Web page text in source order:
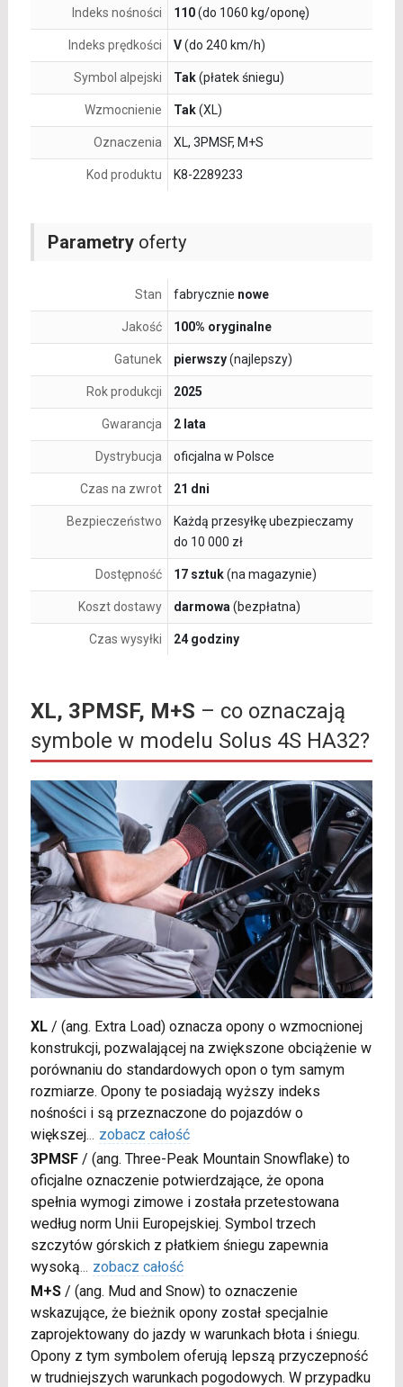
Parametryoferty
Stan fabrycznie nowe
Jakość 100% oryginalne
Gatunek pierwszy(najlepszy)
Rok produkcji 2025
Gwarancja 2 lata
Dystrybucja oficjalna w Polsce
Czas na zwrot 21 dni
Bezpieczeństwo
Każdą przesyłkę ubezpieczamy
do 10 000 zł
Dostępność 17 sztuk(na magazynie)
Koszt dostawy darmowa (bezpłatna)
Czas wysyłki 24 godziny
Indeks nośności 110(do 1060 kg/oponę)
Indeks prędkości V(do 240 km/h)
Symbol alpejski Tak(płatek śniegu)
Wzmocnienie Tak(XL)
Oznaczenia XL, 3PMSF, M+S
Kod produktu K8-2289233
XL, 3PMSF, M+S – co oznaczają
symbole w modelu Solus 4S HA32?
XL/ (ang. Extra Load) oznacza opony o wzmocnionej
konstrukcji, pozwalającej na zwiększone obciążenie w
porównaniu do standardowych opon o tym samym
rozmiarze. Opony te posiadają wyższy indeks
nośności i są przeznaczone do pojazdów o
większej... zobacz całość
3PMSF/ (ang. Three-Peak Mountain Snowflake) to
oficjalne oznaczenie potwierdzające, że opona
spełnia wymogi zimowe i została przetestowana
według norm Unii Europejskiej. Symbol trzech
szczytów górskich z płatkiem śniegu zapewnia
wysoką... zobacz całość
M+S/ (ang. Mud and Snow) to oznaczenie
wskazujące, że bieżnik opony został specjalnie
zaprojektowany do jazdy w warunkach błota i śniegu.
Opony z tym symbolem oferują lepszą przyczepność
w trudniejszych warunkach pogodowych. W przypadku